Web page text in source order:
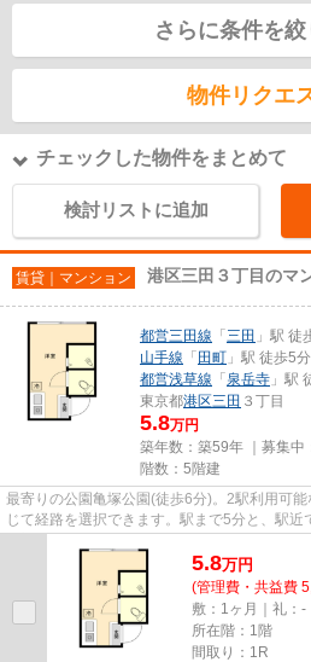
さらに条件を
物件リクエ
チェックした物件をまとめて
検討リストに追加
賃貸｜マンション 港区三田３丁目のマ
都営三田線 「 三田 」駅 徒
山手線 「 田町 」駅 徒歩5分
都営浅草線 「 泉岳寺 」駅
東京都港区三田 ３丁目
5.8万円
築年数：築59年 ｜募集中
階数：5階建
最寄りの公園亀塚公園(徒歩6分)。2駅利用可
じて経路を選択できます。駅まで5分と、駅
5.8万円
(管理費・共益費
敷：1ヶ月｜礼：-
所在階：1階
間取り：1R